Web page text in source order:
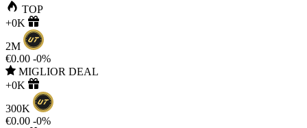
TOP
+0K
2M
€0.00 -0%
MIGLIOR DEAL
+0K
300K
€0.00 -0%